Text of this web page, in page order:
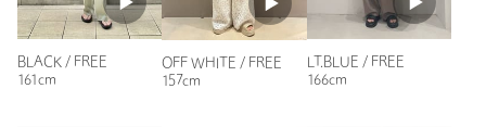
BLACK / FREE
161cm
OFF WHITE / FREE
157cm
LT.BLUE / FREE
166cm